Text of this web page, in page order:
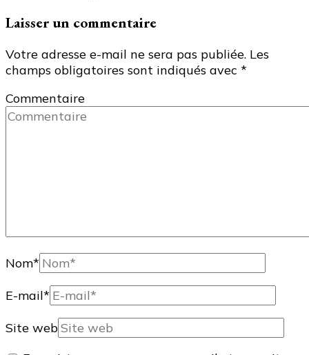
Laisser un commentaire
Votre adresse e-mail ne sera pas publiée. Les
champs obligatoires sont indiqués avec *
Commentaire
Nom*
E-mail*
Site web